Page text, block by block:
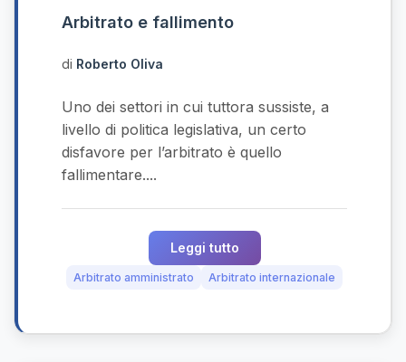
Arbitrato e fallimento
di Roberto Oliva
Uno dei settori in cui tuttora sussiste, a
livello di politica legislativa, un certo
disfavore per l’arbitrato è quello
fallimentare....
Leggi tutto
Arbitrato amministrato Arbitrato internazionale